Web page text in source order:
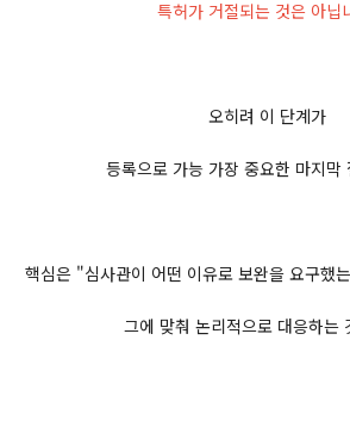
특허가 거절되는 것은 아닙
오히려 이 단계가
등록으로 가능 가장 중요한 마지막
핵심은 "심사관이 어떤 이유로 보완을 요구했
그에 맞춰 논리적으로 대응하는